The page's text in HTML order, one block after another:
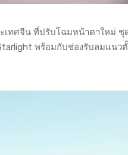
ะเทศจีน ที่ปรับโฉมหน้าตาใหม่
พร้อมกับช่องรับลมแนว